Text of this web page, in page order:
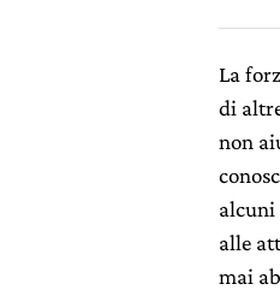
La
di
non
alcuni
alle
mai